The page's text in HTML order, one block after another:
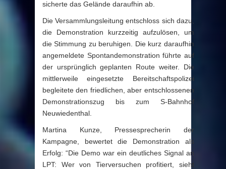
sicherte das Gelände daraufhin ab.
Die Versammlungsleitung entschloss sich dazu,
die Demonstration kurzzeitig aufzulösen, um
die Stimmung zu beruhigen. Die kurz daraufhin
angemeldete Spontandemonstration führte auf
der ursprünglich geplanten Route weiter. Die
mittlerweile eingesetzte Bereitschaftspolizei
begleitete den friedlichen, aber entschlossenen
Demonstrationszug bis zum S-Bahnhof
Neuwiedenthal.
Martina Kunze, Pressesprecherin der
Kampagne, bewertet die Demonstration als
Erfolg: “Die Demo war ein deutliches Signal an
LPT: Wer von Tierversuchen profitiert, sieht